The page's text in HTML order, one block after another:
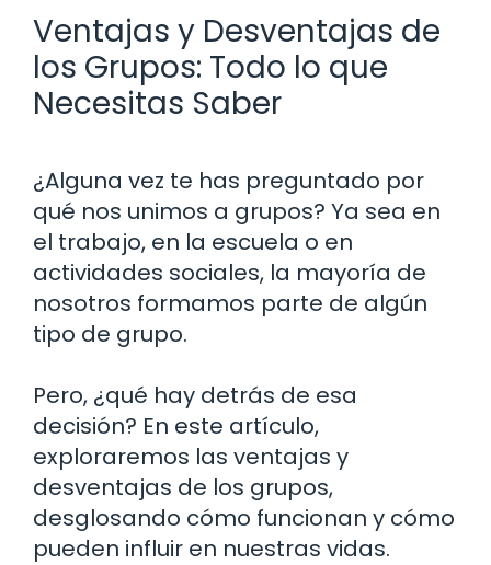
Ventajas y Desventajas de
los Grupos: Todo lo que
Necesitas Saber
¿Alguna vez te has preguntado por
qué nos unimos a grupos? Ya sea en
el trabajo, en la escuela o en
actividades sociales, la mayoría de
nosotros formamos parte de algún
tipo de grupo.
Pero, ¿qué hay detrás de esa
decisión? En este artículo,
exploraremos las ventajas y
desventajas de los grupos,
desglosando cómo funcionan y cómo
pueden influir en nuestras vidas.